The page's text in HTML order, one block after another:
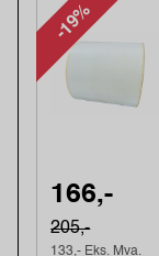
-19%
166,-
205,-
133,- Eks. Mva.